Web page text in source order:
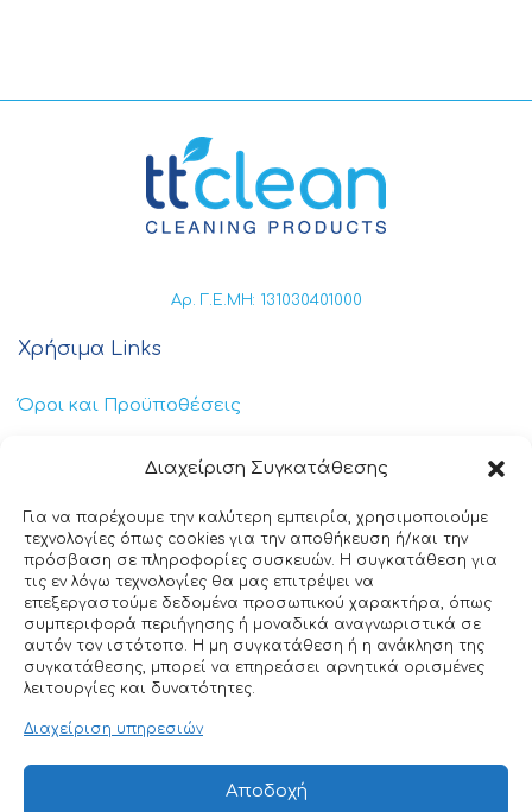
Διαχείριση Συγκατάθεσης
Για να παρέχουμε την καλύτερη εμπειρία, χρησιμοποιούμε
τεχνολογίες όπως cookies για την αποθήκευση ή/και την
πρόσβαση σε πληροφορίες συσκευών. Η συγκατάθεση για
τις εν λόγω τεχνολογίες θα μας επιτρέψει να
επεξεργαστούμε δεδομένα προσωπικού χαρακτήρα, όπως
συμπεριφορά περιήγησης ή μοναδικά αναγνωριστικά σε
αυτόν τον ιστότοπο. Η μη συγκατάθεση ή η ανάκληση της
συγκατάθεσης, μπορεί να επηρεάσει αρνητικά ορισμένες
λειτουργίες και δυνατότητες.
Διαχείριση υπηρεσιών
Αποδοχή
Αρ. Γ.Ε.ΜΗ: 131030401000
Χρήσιμα Links
Όροι και Προϋποθέσεις
Πολιτική Απορρήτου
Πολιτική Cookies
Επικοινωνία
+30 211 404 0235
info@ttclean.gr
© 2025 TT Clean All rights reserved. Designed by